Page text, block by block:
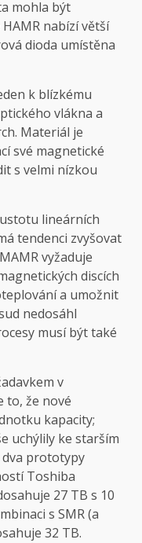
mohla být
nabízí větší
dioda umístěna
k blízkému
vlákna a
Materiál je
své magnetické
s velmi nízkou
lineárních
tendenci zvyšovat
vyžaduje
discích
a umožnit
nedosáhl
musí být také
v
to, že nové
kapacity;
uchýlily ke starším
dva prototypy
Toshiba
27 TB s 10
s SMR (a
32 TB.